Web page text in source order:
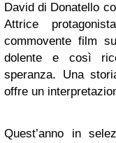
David di Donatello
Attrice
commovente film
dolente e così
speranza. Una
offre un
Quest’anno in